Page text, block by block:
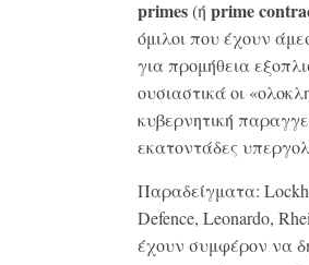
primes(ή prime
όμιλοι που έχουν
για προμήθεια
ουσιαστικά οι
κυβερνητική
εκατοντάδες
Παραδείγματα:
Defence, Leonardo,
έχουν συμφέρον να